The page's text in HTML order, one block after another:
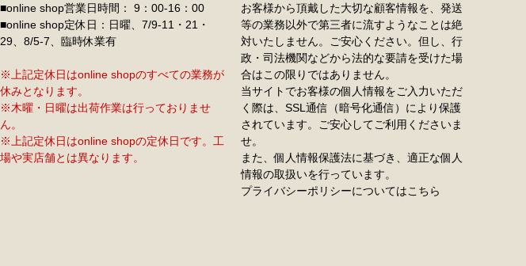
■online shop営業日時間： 9：00-16：00
■online shop定休日：日曜、7/9-11・21・
29、8/5-7、臨時休業有
※上記定休日はonline shopのすべての業務が
休みとなります。
※木曜・日曜は出荷作業は行っておりませ
ん。
※上記定休日はonline shopの定休日です。工
場や実店舗とは異なります。
お客様から頂戴した大切な顧客情報を、発送
等の業務以外で第三者に流すようなことは絶
対いたしません。ご安心ください。但し、行
政・司法機関などから法的な要請を受けた場
合はこの限りではありません。
当サイトでお客様の個人情報をご入力いただ
く際は、SSL通信（暗号化通信）により保護
されています。ご安心してご利用くださいま
せ。
また、個人情報保護法に基づき、適正な個人
情報の取扱いを行っています。
プライバシーポリシーについてはこちら